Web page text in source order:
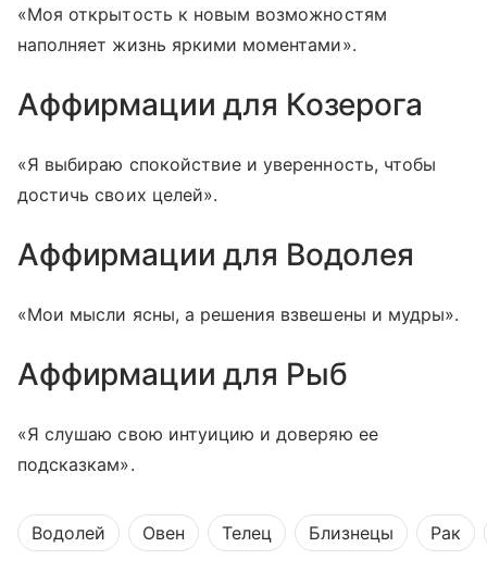
«Моя открытость к новым возможностям
наполняет жизнь яркими моментами».
Аффирмации для Козерога
«Я выбираю спокойствие и уверенность, чтобы
достичь своих целей».
Аффирмации для Водолея
«Мои мысли ясны, а решения взвешены и мудры».
Аффирмации для Рыб
«Я слушаю свою интуицию и доверяю ее
подсказкам».
Водолей Овен Телец Близнецы Рак